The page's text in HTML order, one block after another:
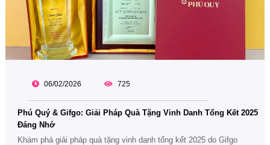
06/02/2026 725
Phú Quý & Gifgo: Giải Pháp Quà Tặng Vinh Danh Tổng Kết 2025
Đáng Nhớ
Khám phá giải pháp quà tặng vinh danh tổng kết 2025 do Gifgo